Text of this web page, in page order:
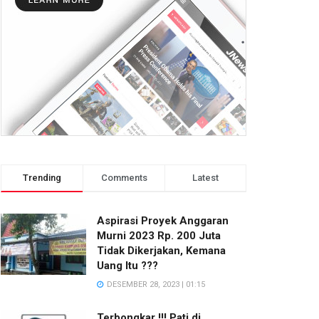
Trending Comments Latest
Aspirasi Proyek Anggaran
Murni 2023 Rp. 200 Juta
Tidak Dikerjakan, Kemana
Uang Itu ???
DESEMBER 28, 2023 | 01:15